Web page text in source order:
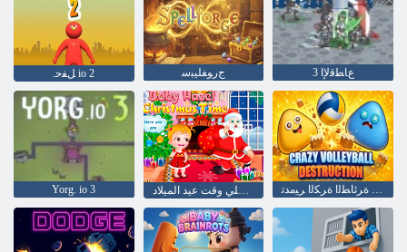
.ﻞﻔﺣ io 2 ﺝﺭﻮﻔﻠﻴﺒﺳ 3 ﻉﺎﻄﻗﻹ ﺍ
Yorg. io 3 طفل عسلي وقت عيد الميلاد